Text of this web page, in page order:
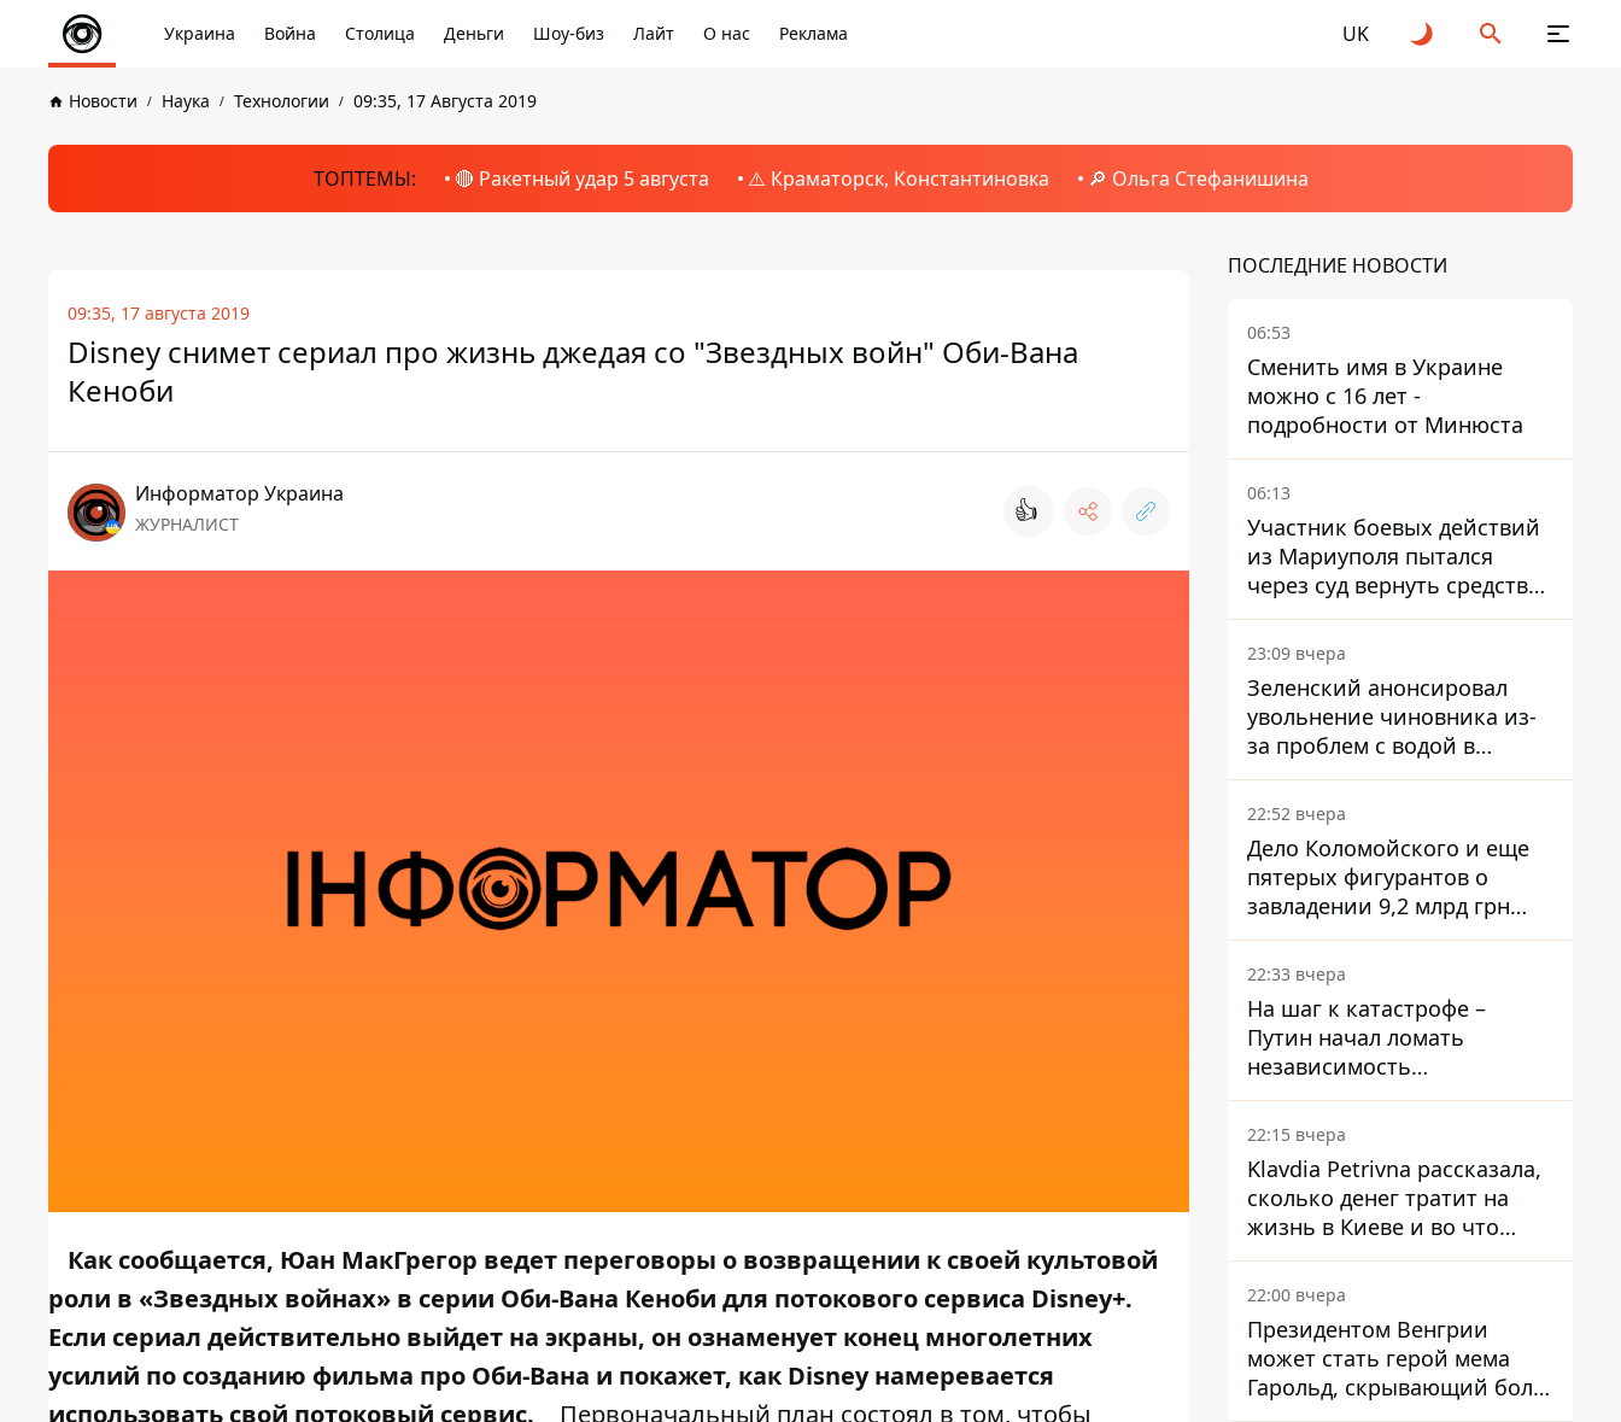
Украина Война Столица Деньги Шоу-биз Лайт О нас Реклама UK
Новости Наука Технологии 09:35, 17 Августа 2019
ТОПТЕМЫ: 🔴 Ракетный удар 5 августа ⚠️ Краматорск, Константиновка 🔎 Ольга Стефанишина
09:35, 17 августа 2019
Disney снимет сериал про жизнь джедая со "Звездных войн" Оби-Вана
Кеноби
Информатор Украина
ЖУРНАЛИСТ 👍
Как сообщается, Юан МакГрегор ведет переговоры о возвращении к своей культовой
роли в «Звездных войнах» в серии Оби-Вана Кеноби для потокового сервиса Disney+.
Если сериал действительно выйдет на экраны, он ознаменует конец многолетних
усилий по созданию фильма про Оби-Вана и покажет, как Disney намеревается
использовать свой потоковый сервис.
Первоначальный план состоял в том, чтобы
ПОСЛЕДНИЕ НОВОСТИ
06:53
Сменить имя в Украине
можно с 16 лет -
подробности от Минюста
06:13
Участник боевых действий
из Мариуполя пытался
через суд вернуть средства
субсидии со счета в
Ощадбанке – каким было
решение
23:09 вчера
Зеленский анонсировал
увольнение чиновника из-
за проблем с водой в
Марганце
22:52 вчера
Дело Коломойского и еще
пятерых фигурантов о
завладении 9,2 млрд грн
ПриватБанка направили в
суд
22:33 вчера
На шаг к катастрофе –
Путин начал ломать
независимость
собственного Центробанка,
заставив снизить базовую
ставку
22:15 вчера
Klavdia Petrivna рассказала,
сколько денег тратит на
жизнь в Киеве и во что
вкладывает миллионы
22:00 вчера
Президентом Венгрии
может стать герой мема
Гарольд, скрывающий боль
– он возглавил народное